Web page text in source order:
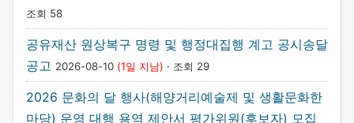
조회 58
공유재산 원상복구 명령 및 행정대집행 계고 공시송달
공고 2026-08-10 (1일 지남) · 조회 29
2026 문화의 달 행사(해양거리예술제 및 생활문화한
마당) 운영 대행 용역 제안서 평가위원(후보자) 모집